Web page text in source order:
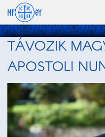
TÁVOZIK
APOSTOLI